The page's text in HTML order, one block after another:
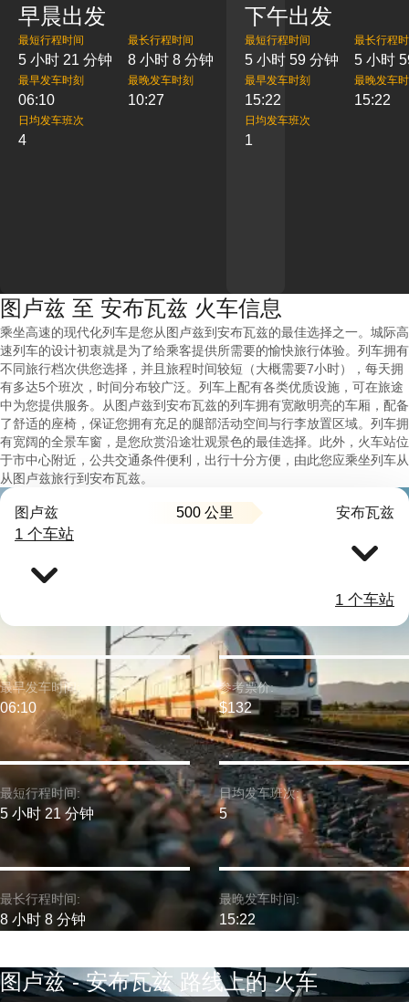
早晨出发
最短行程时间
5 小时 21 分钟
最长行程时间
8 小时 8 分钟
最早发车时刻
06:10
最晚发车时刻
10:27
日均发车班次
4
下午出发
最短行程时间
5 小时 59 分钟
最长行程
5 小时
最早发车时刻
15:22
最晚发车
15:22
日均发车班次
1
图卢兹 至 安布瓦兹 火车信息
乘坐高速的现代化列车是您从图卢兹到安布瓦兹的最佳选择之一。城际高
速列车的设计初衷就是为了给乘客提供所需要的愉快旅行体验。列车拥有
不同旅行档次供您选择，并且旅程时间较短（大概需要7小时），每天拥
有多达5个班次，时间分布较广泛。列车上配有各类优质设施，可在旅途
中为您提供服务。从图卢兹到安布瓦兹的列车拥有宽敞明亮的车厢，配备
了舒适的座椅，保证您拥有充足的腿部活动空间与行李放置区域。列车拥
有宽阔的全景车窗，是您欣赏沿途壮观景色的最佳选择。此外，火车站位
于市中心附近，公共交通条件便利，出行十分方便，由此您应乘坐列车从
从图卢兹旅行到安布瓦兹。
图卢兹 500 公里 安布瓦兹
1 个车站
1 个车站
最短行程时间:
5 小时 21 分钟
最早发车时间:
06:10
最长行程时间:
8 小时 8 分钟
参考票价:
$132
日均发车班次:
5
最晚发车时间:
15:22
图卢兹 - 安布瓦兹 路线上的 火车